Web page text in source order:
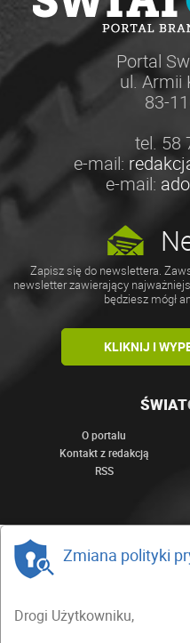
Portal
ul. Armii
83-
tel. 58
e-mail:
e-mail:
Zapisz się do newslettera.
newsletter zawierający
będziesz mógł
KLIKNIJ I
ŚWIAT
O portalu
Kontakt z redakcją
RSS
Zmiana polityki
Drogi Użytkowniku,